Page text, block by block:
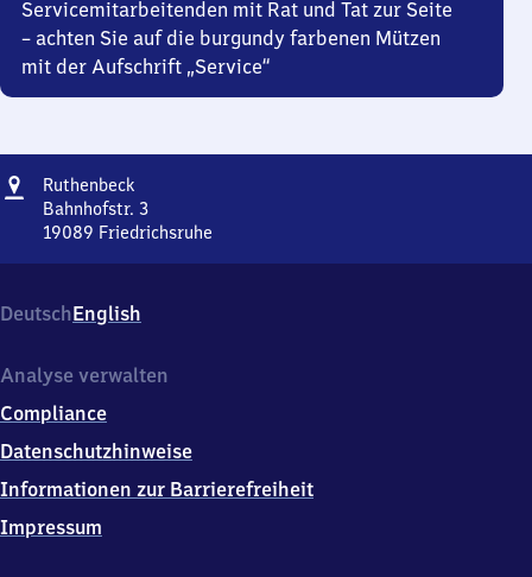
Servicemitarbeitenden mit Rat und Tat zur Seite
– achten Sie auf die burgundy farbenen Mützen
mit der Aufschrift „Service“
Adresse
Ruthenbeck
Bahnhofstr. 3
19089 Friedrichsruhe
3,
1
0
9
Friedrichsruhe
DeutschEnglish
Analyse verwalten
Compliance
Datenschutzhinweise
Informationen zur Barrierefreiheit
Impressum